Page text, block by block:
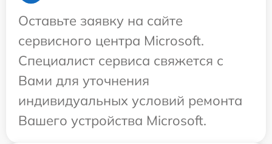
Оставьте заявку на сайте
сервисного центра Microsoft.
Специалист сервиса свяжется с
Вами для уточнения
индивидуальных условий ремонта
Вашего устройства Microsoft.